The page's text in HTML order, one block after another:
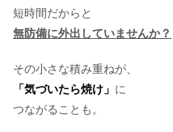
バタフラ
短時間だからと
無防備に外出していませんか？
その小さな積み重ねが、
「気づいたら焼け」 に
つながることも。